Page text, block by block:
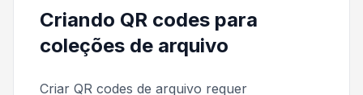
Criando QR codes para
coleções de arquivo
Criar QR codes de arquivo requer